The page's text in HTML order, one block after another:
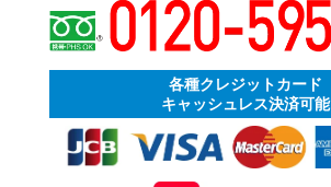
各種クレジットカード
キャッシュレス決済可能